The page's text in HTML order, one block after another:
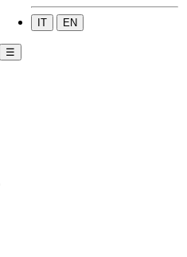
IT EN
☰